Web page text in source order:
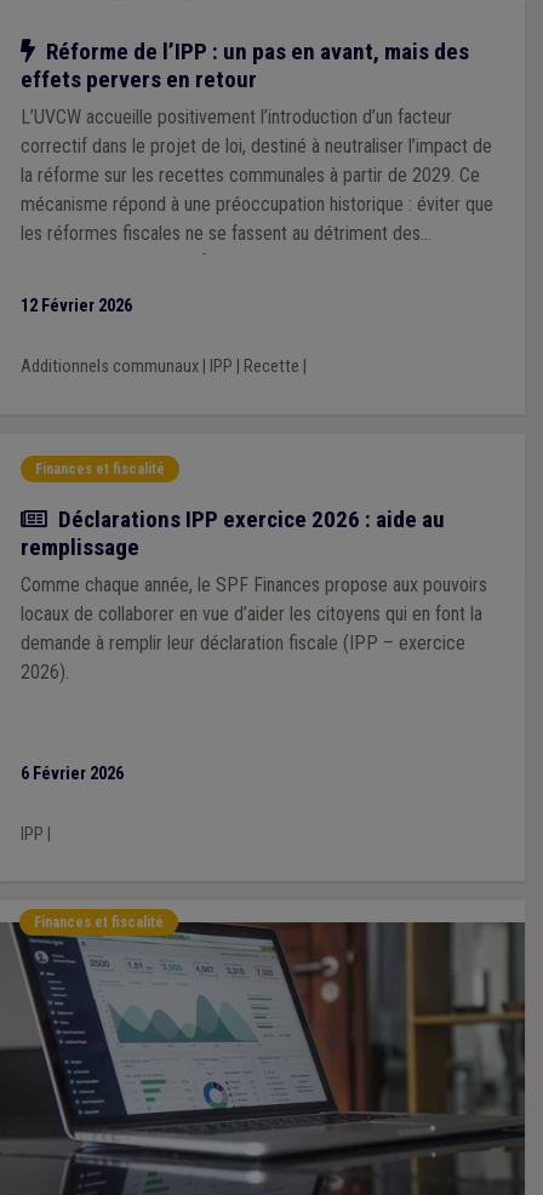
Notre action
Réforme de l’IPP : un pas en avant, mais des
effets pervers en retour
L’UVCW accueille positivement l’introduction d’un facteur
correctif dans le projet de loi, destiné à neutraliser l’impact de
la réforme sur les recettes communales à partir de 2029. Ce
mécanisme répond à une préoccupation historique : éviter que
les réformes fiscales ne se fassent au détriment des
12 Février 2026
Additionnels communaux| IPP Recette
Finances et fiscalité
Actualité
Déclarations IPP exercice 2026 : aide au
remplissage
Comme chaque année, le SPF Finances propose aux pouvoirs
locaux de collaborer en vue d’aider les citoyens qui en font la
demande à remplir leur déclaration fiscale (IPP – exercice
2026).
6 Février 2026
IPP
Finances et fiscalité